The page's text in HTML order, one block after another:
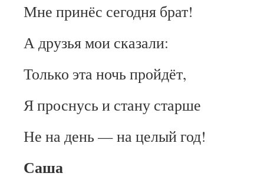
Мне принёс сегодня брат!
А друзья мои сказали:
Только эта ночь пройдёт,
Я проснусь и стану старше
Не на день — на целый год!
Саша